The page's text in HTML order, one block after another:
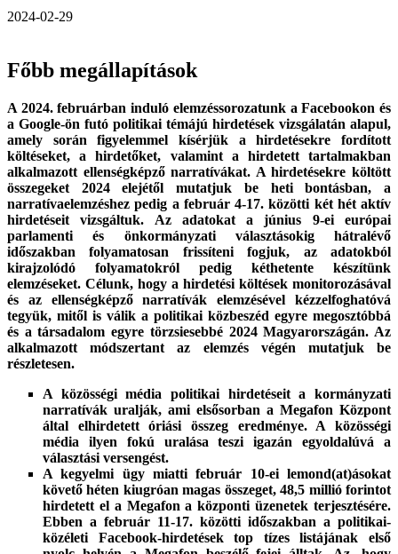
2024-02-29
Főbb megállapítások
A 2024. februárban induló elemzéssorozatunk a Facebookon és
a Google-ön futó politikai témájú hirdetések vizsgálatán alapul,
amely során figyelemmel kísérjük a hirdetésekre fordított
költéseket, a hirdetőket, valamint a hirdetett tartalmakban
alkalmazott ellenségképző narratívákat. A hirdetésekre költött
összegeket 2024 elejétől mutatjuk be heti bontásban, a
narratívaelemzéshez pedig a február 4-17. közötti két hét aktív
hirdetéseit vizsgáltuk. Az adatokat a június 9-ei európai
parlamenti és önkormányzati választásokig hátralévő
időszakban folyamatosan frissíteni fogjuk, az adatokból
kirajzolódó folyamatokról pedig kéthetente készítünk
elemzéseket. Célunk, hogy a hirdetési költések monitorozásával
és az ellenségképző narratívák elemzésével kézzelfoghatóvá
tegyük, mitől is válik a politikai közbeszéd egyre megosztóbbá
és a társadalom egyre törzsiesebbé 2024 Magyarországán. Az
alkalmazott módszertant az elemzés végén mutatjuk be
részletesen.
A közösségi média politikai hirdetéseit a kormányzati
narratívák uralják, ami elsősorban a Megafon Központ
által elhirdetett óriási összeg eredménye. A közösségi
média ilyen fokú uralása teszi igazán egyoldalúvá a
választási versengést.
A kegyelmi ügy miatti február 10-ei lemond(at)ásokat
követő héten kiugróan magas összeget, 48,5 millió forintot
hirdetett el a Megafon a központi üzenetek terjesztésére.
Ebben a február 11-17. közötti időszakban a politikai-
közéleti Facebook-hirdetések top tízes listájának első